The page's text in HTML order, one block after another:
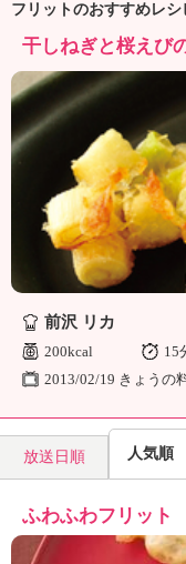
フリットのおすすめレシ
干しねぎと桜えび
前沢 リカ
200kcal
15
2013/02/19 きょうの
放送日順 人気順
ふわふわフリット